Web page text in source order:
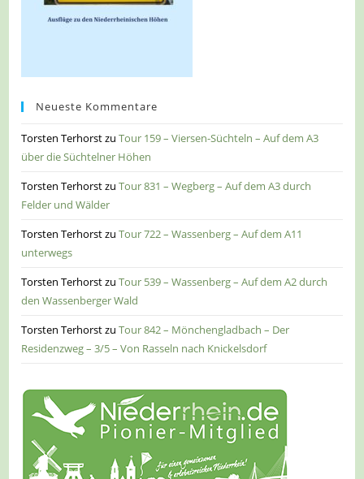
Neueste Kommentare
Torsten TerhorstzuTour 159 – Viersen-Süchteln – Auf dem A3
über die Süchtelner Höhen
Torsten TerhorstzuTour 831 – Wegberg – Auf dem A3 durch
Felder und Wälder
Torsten TerhorstzuTour 722 – Wassenberg – Auf dem A11
unterwegs
Torsten TerhorstzuTour 539 – Wassenberg – Auf dem A2 durch
den Wassenberger Wald
Torsten TerhorstzuTour 842 – Mönchengladbach – Der
Residenzweg – 3/5 – Von Rasseln nach Knickelsdorf